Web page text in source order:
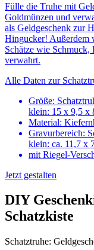
Fülle die Truhe mit
Goldmünzen und
als Geldgeschenk zur
Hingucker! Außerdem
Schätze wie Schmuck,
verwahrt.
Alle Daten zur
Größe:
klein: 15 x 9,5 x
Material:
Gravurbereich:
klein: ca. 11,7 x
mit Riegel-
Jetzt gestalten
DIY
Schatzkiste
Schatztruhe: